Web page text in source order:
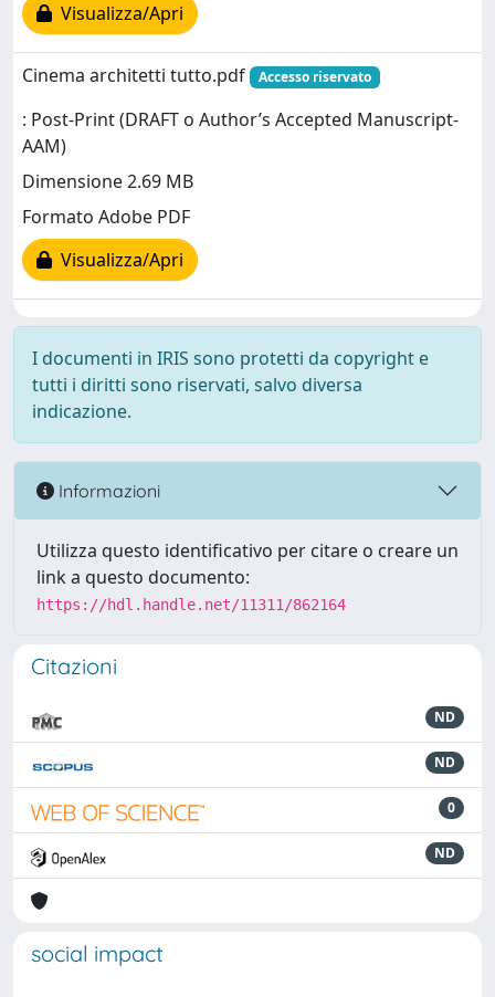
Visualizza/Apri
Cinema architetti tutto.pdf Accesso riservato
: Post-Print (DRAFT o Author’s Accepted Manuscript-
AAM)
Dimensione 2.69 MB
Formato Adobe PDF
Visualizza/Apri
I documenti in IRIS sono protetti da copyright e
tutti i diritti sono riservati, salvo diversa
indicazione.
Informazioni
Utilizza questo identificativo per citare o creare un
link a questo documento:
https://hdl.handle.net/11311/862164
Citazioni
ND
ND
0
ND
social impact